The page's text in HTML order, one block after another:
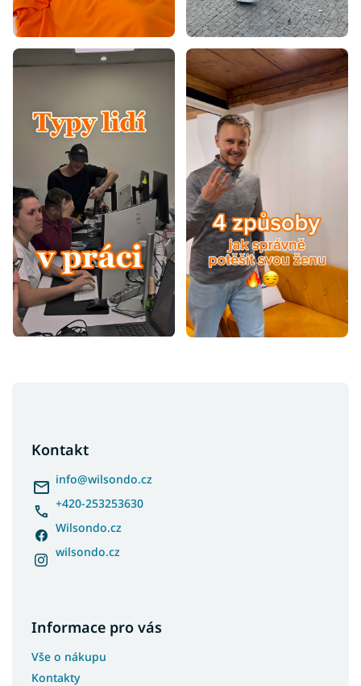
Kontakt
info@wilsondo.cz
+420-253253630
Wilsondo.cz
wilsondo.cz
Informace pro vás
Vše o nákupu
Kontakty